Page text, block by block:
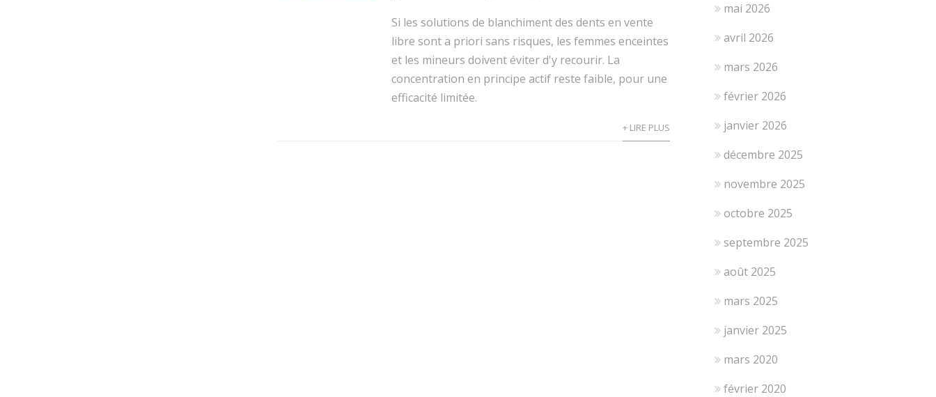
Si les solutions de blanchiment des dents en vente
libre sont a priori sans risques, les femmes enceintes
et les mineurs doivent éviter d'y recourir. La
concentration en principe actif reste faible, pour une
efficacité limitée.
+ LIRE PLUS
mai 2026
avril 2026
mars 2026
février 2026
janvier 2026
décembre 2025
novembre 2025
octobre 2025
septembre 2025
août 2025
mars 2025
janvier 2025
mars 2020
février 2020